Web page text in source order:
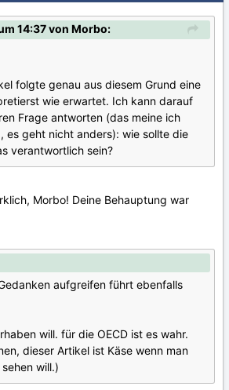
14:37 von Morbo:
folgte genau aus diesem Grund eine
wie erwartet. Ich kann darauf
Frage antworten (das meine ich
es geht nicht anders): wie sollte die
verantwortlich sein?
Morbo! Deine Behauptung war
aufgreifen führt ebenfalls
will. für die OECD ist es wahr.
dieser Artikel ist Käse wenn man
will.)